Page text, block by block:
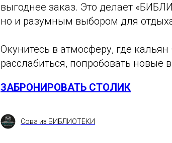
выгоднее заказ. Это делает
но и разумным выбором для
Окунитесь в атмосферу, где
расслабиться, попробовать новые
ЗАБРОНИРОВАТЬ СТОЛИК
Сова из БИБЛИОТЕКИ